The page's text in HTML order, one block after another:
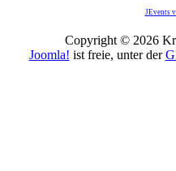
JEvents
Copyright © 2026
Joomla! ist freie, unter der